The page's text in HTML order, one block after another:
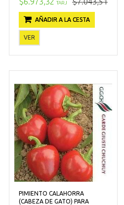
TARJ
AÑADIR A LA CESTA
VER
PIMIENTO CALAHORRA
(CABEZA DE GATO) PARA